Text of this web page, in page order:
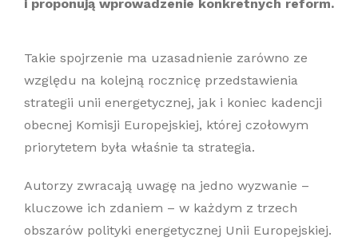
i proponują wprowadzenie konkretnych reform.
Takie spojrzenie ma uzasadnienie zarówno ze
względu na kolejną rocznicę przedstawienia
strategii unii energetycznej, jak i koniec kadencji
obecnej Komisji Europejskiej, której czołowym
priorytetem była właśnie ta strategia.
Autorzy zwracają uwagę na jedno wyzwanie –
kluczowe ich zdaniem – w każdym z trzech
obszarów polityki energetycznej Unii Europejskiej.